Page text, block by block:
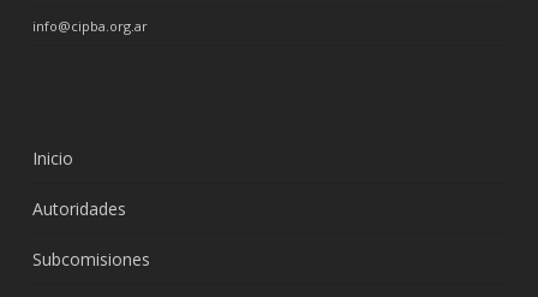
info@cipba.org.ar
Inicio
Autoridades
Subcomisiones